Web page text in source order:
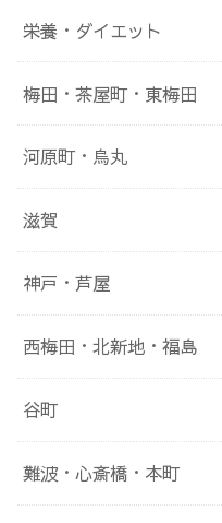
栄養・ダイエット
梅田・茶屋町・東梅田
河原町・烏丸
滋賀
神戸・芦屋
西梅田・北新地・福島
谷町
難波・心斎橋・本町